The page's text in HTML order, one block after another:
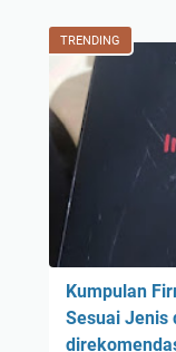
TRENDING
Kumpulan
Sesuai Jenis